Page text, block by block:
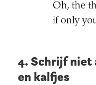
Oh, the
if only
4. Schrijf niet
en kalfjes